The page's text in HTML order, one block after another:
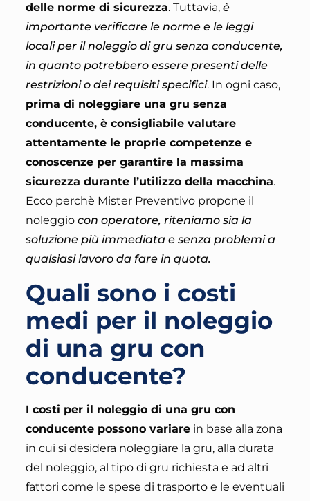
delle norme di sicurezza. Tuttavia, è
importante verificare le norme e le leggi
locali per il noleggio di gru senza conducente,
in quanto potrebbero essere presenti delle
restrizioni o dei requisiti specifici. In ogni caso,
prima di noleggiare una gru senza
conducente, è consigliabile valutare
attentamente le proprie competenze e
conoscenze per garantire la massima
sicurezza durante l’utilizzo della macchina.
Ecco perchè Mister Preventivo propone il
noleggiocon operatore, riteniamo sia la
soluzione più immediata e senza problemi a
qualsiasi lavoro da fare in quota.
Quali sono i costi
medi per il noleggio
di una gru con
conducente?
I costi per il noleggio di una gru con
conducente possono variarein base alla zona
in cui si desidera noleggiare la gru, alla durata
del noleggio, al tipo di gru richiesta e ad altri
fattori come le spese di trasporto e le eventuali